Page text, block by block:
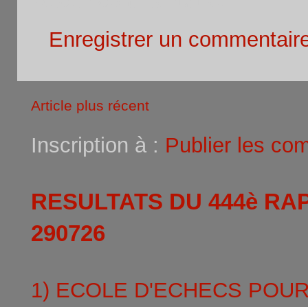
Enregistrer un
Article plus récent
Inscription à : Publier les
RESULTATS DU 444è
290726
1) ECOLE D'ECHECS